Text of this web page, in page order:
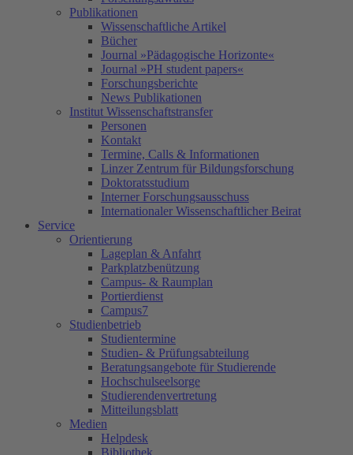
Publikationen
Wissenschaftliche Artikel
Bücher
Journal »Pädagogische Horizonte«
Journal »PH student papers«
Forschungsberichte
News Publikationen
Institut Wissenschaftstransfer
Personen
Kontakt
Termine, Calls & Informationen
Linzer Zentrum für Bildungsforschung
Doktoratsstudium
Interner Forschungsausschuss
Internationaler Wissenschaftlicher Beirat
Service
Orientierung
Lageplan & Anfahrt
Parkplatzbenützung
Campus- & Raumplan
Portierdienst
Campus7
Studienbetrieb
Studientermine
Studien- & Prüfungsabteilung
Beratungsangebote für Studierende
Hochschulseelsorge
Studierendenvertretung
Mitteilungsblatt
Medien
Helpdesk